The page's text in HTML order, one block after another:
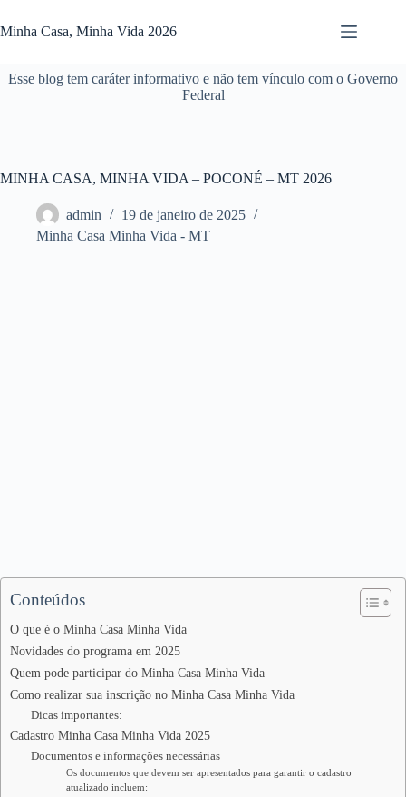
para
o
Minha Casa, Minha Vida 2026
Esse blog tem caráter informativo e não tem vínculo com o Governo
Federal
MINHA CASA, MINHA VIDA – POCONÉ – MT 2026
admin
19 de janeiro de 2025
Minha Casa Minha Vida - MT
Conteúdos
O que é o Minha Casa Minha Vida
Novidades do programa em 2025
Quem pode participar do Minha Casa Minha Vida
Como realizar sua inscrição no Minha Casa Minha Vida
Dicas importantes:
Cadastro Minha Casa Minha Vida 2025
Documentos e informações necessárias
Os documentos que devem ser apresentados para garantir o cadastro
atualizado incluem: